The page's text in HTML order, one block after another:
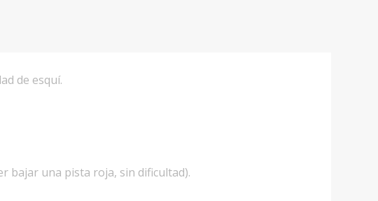
de esquí.
bajar una pista roja, sin dificultad).